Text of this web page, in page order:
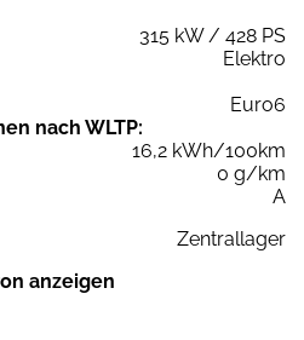
315 kW / 428 PS
Elektro
Euro6
nach WLTP:
16,2 kWh/100km
0 g/km
A
Zentrallager
anzeigen